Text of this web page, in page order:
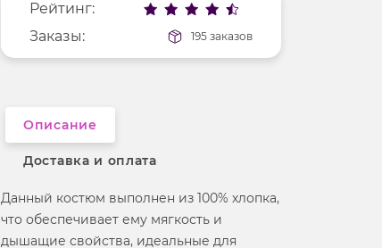
Фактура материала
Длина рукава короткие
Рейтинг:
Заказы:
195 заказов
Описание
Доставка и оплата
Данный костюм выполнен из 100% хлопка,
что обеспечивает ему мягкость и
дышащие свойства, идеальные для